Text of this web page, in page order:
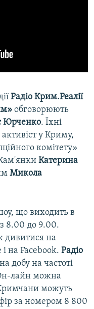
Радіо Крим.Реалії
обговорюють
Юрченко. Їхні
у Криму,
комітету»
Катерина
Микола
що виходить в
з 8.00 до 9.00.
дивитися на
на Facebook. Радіо
добу на частоті
лайн можна
можуть
за номером 8 800